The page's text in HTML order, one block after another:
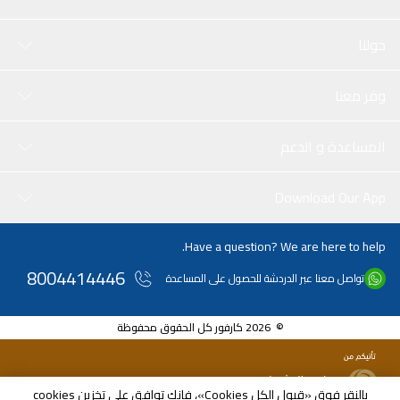
بالنقر فوق «قبول الكل Cookies»، فإنك توافق على تخزين cookies
Have a question? We are here to help.
تواصل معنا عبر الدردشة للحصول على المساعدة 8004414446
© 2026 كارفور كل الحقوق محفوظة